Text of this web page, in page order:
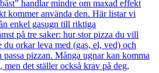
handlar mindre om maxad effekt
kommer använda den. Här listar vi
enkel gasugn till riktiga
på tre saker: hur stor pizza du vill
orkar leva med (gas, el, ved) och
pizzan. Många ugnar kan komma
det ställer också krav på deg,